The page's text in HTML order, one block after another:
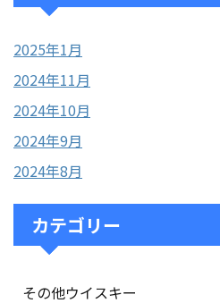
2025年1月
2024年11月
2024年10月
2024年9月
2024年8月
カテゴリー
その他ウイスキー